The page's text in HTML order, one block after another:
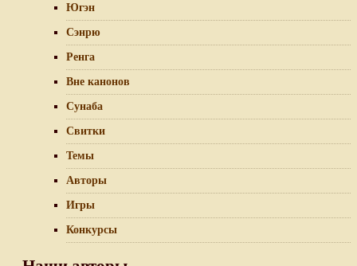
Югэн
Сэнрю
Ренга
Вне канонов
Сунаба
Свитки
Темы
Авторы
Игры
Конкурсы